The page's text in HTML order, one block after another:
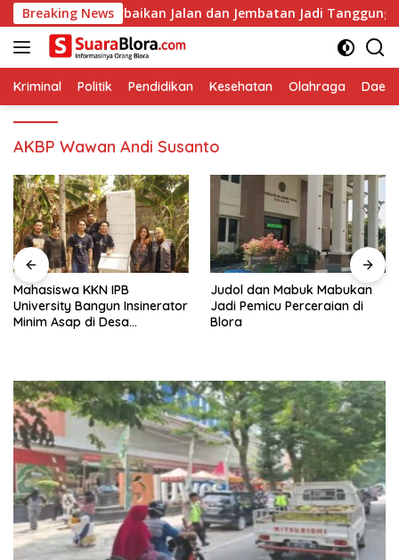
Langsung
ke
konten
Breaking News
Perbaikan Jalan dan Jembatan Jadi Tanggung Jawab
Kriminal Politik Pendidikan Kesehatan Olahraga
AKBP Wawan Andi Susanto
Mahasiswa KKN IPB
University Bangun Insinerator
Minim Asap di Desa
Judol dan Mabuk Mabukan
Jadi Pemicu Perceraian di
Blora